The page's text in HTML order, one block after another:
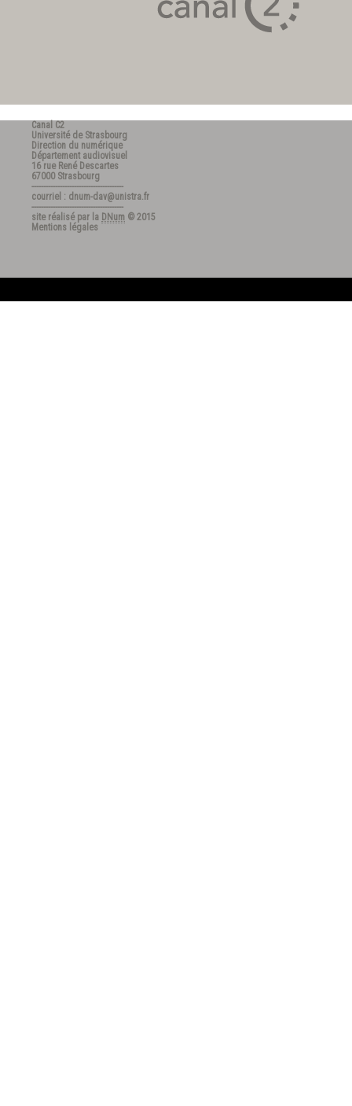
Canal C2
Université de Strasbourg
Direction du numérique
Département audiovisuel
16 rue René Descartes
67000 Strasbourg
---------------------------------------
courriel : dnum-dav@unistra.fr
---------------------------------------
site réalisé par la DNum © 2015
Mentions légales